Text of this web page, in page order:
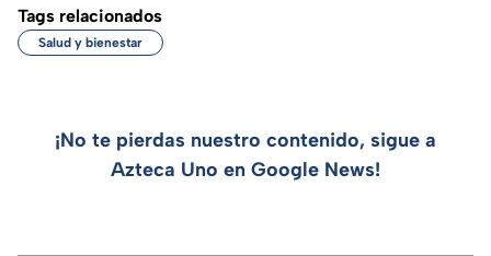
Tags relacionados
Salud y bienestar
¡No te pierdas nuestro contenido, sigue a
Azteca Uno en Google News!